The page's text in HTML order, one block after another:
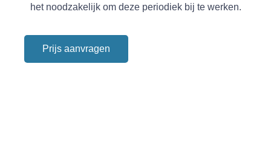
het noodzakelijk om deze periodiek bij te werken.
Prijs aanvragen